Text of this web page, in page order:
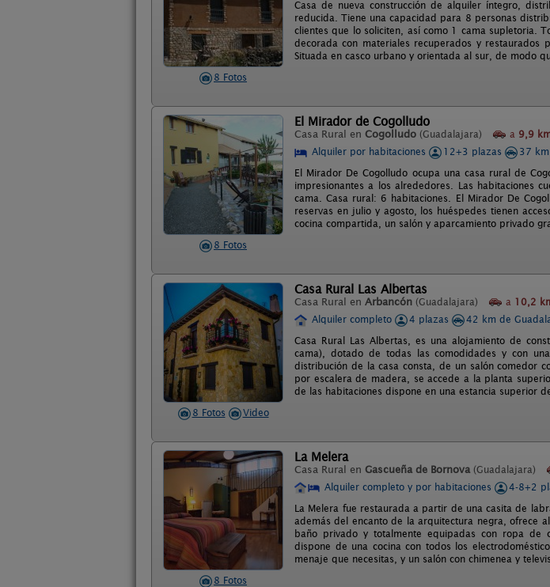
8 Fotos
Casa de nueva construcción de alquiler íntegro,
reducida. Tiene una capacidad para 8 personas
clientes que lo soliciten, así como 1 cama supletoria.
decorada con materiales recuperados y restaurados
Situada en casco urbano y orientada al sur, de modo
8 Fotos
El Mirador de Cogolludo
Casa Rural en Cogolludo (Guadalajara) a 9,9
Alquiler por habitaciones
12+3 plazas
37
El Mirador De Cogolludo ocupa una casa rural de
impresionantes a los alrededores. Las habitaciones
cama. Casa rural: 6 habitaciones. El Mirador De
reservas en julio y agosto, los huéspedes tienen
cocina compartida, un salón y aparcamiento privado
8 Fotos Video
Casa Rural Las Albertas
Casa Rural en Arbancón (Guadalajara) a 10,2
Alquiler completo
4 plazas
42 km de
Casa Rural Las Albertas, es una alojamiento de
cama), dotado de todas las comodidades y con
distribución de la casa consta, de un salón comedor
por escalera de madera, se accede a la planta
de las habitaciones dispone en una estancia superior
8 Fotos
La Melera
Casa Rural en Gascueña de Bornova (Guadalajara)
Alquiler completo y por habitaciones
4-8+2
La Melera fue restaurada a partir de una casita de
además del encanto de la arquitectura negra, ofrece
baño privado y totalmente equipadas con ropa de
dispone de una cocina con todos los
menaje que necesitas, y un salón con chimenea y